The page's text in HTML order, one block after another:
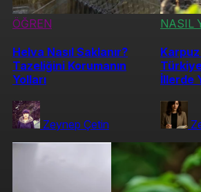
ÖĞREN
Helva Nasıl Saklanır?
Tazeliğini Korumanın
Yolları
Zeynep Çetin
NASIL
İllerde